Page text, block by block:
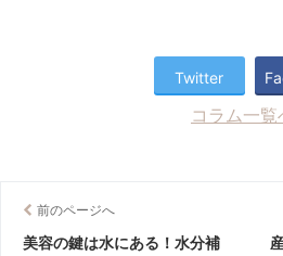
Twitter
コラム一覧
前のページへ
美容の鍵は水にある！水分補